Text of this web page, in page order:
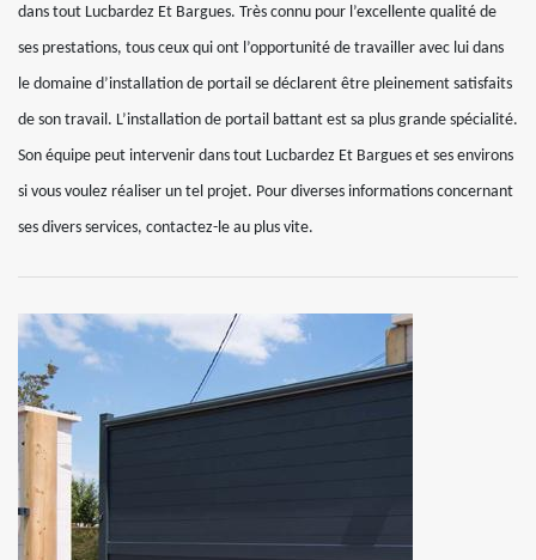
dans tout Lucbardez Et Bargues. Très connu pour l’excellente qualité de
ses prestations, tous ceux qui ont l’opportunité de travailler avec lui dans
le domaine d’installation de portail se déclarent être pleinement satisfaits
de son travail. L’installation de portail battant est sa plus grande spécialité.
Son équipe peut intervenir dans tout Lucbardez Et Bargues et ses environs
si vous voulez réaliser un tel projet. Pour diverses informations concernant
ses divers services, contactez-le au plus vite.